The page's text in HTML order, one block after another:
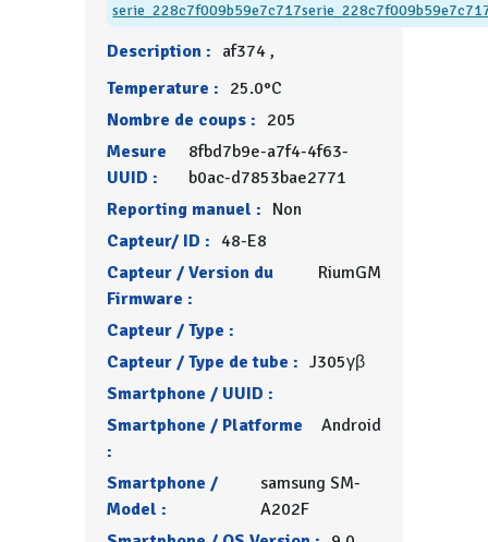
serie_228c7f009b59e7c717
Description : af374 ,
Temperature : 25.0°C
Nombre de coups : 205
Mesure
UUID :
8fbd7b9e-a7f4-4f63-
b0ac-d7853bae2771
Reporting manuel : Non
Capteur/ ID : 48-E8
Capteur / Version du
Firmware :
RiumGM
Capteur / Type :
Capteur / Type de tube : J305γβ
Smartphone / UUID :
Smartphone / Platforme
:
Android
Smartphone /
Model :
samsung SM-
A202F